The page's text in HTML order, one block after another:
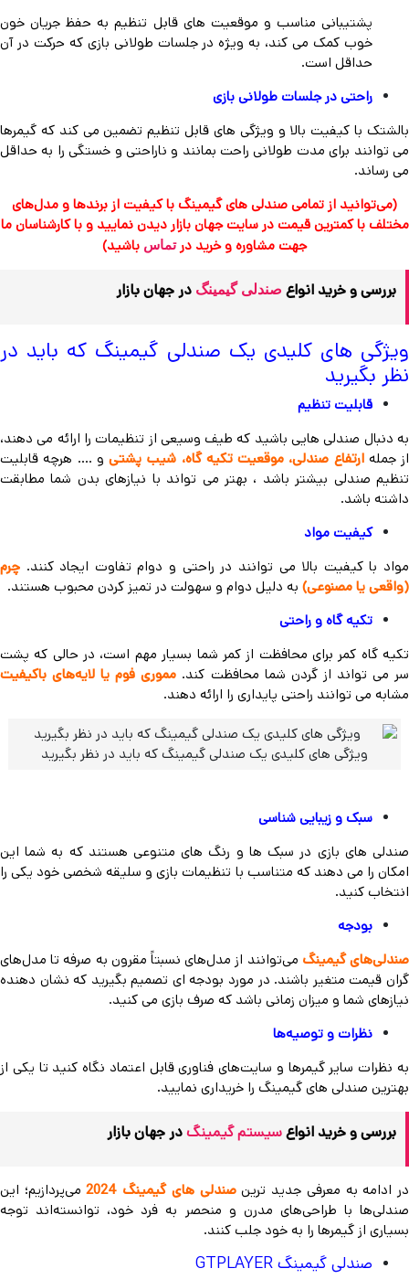
پشتیبانی مناسب و موقعیت های قابل تنظیم به حفظ جریان خون
خوب کمک می کند، به ویژه در جلسات طولانی بازی که حرکت در آن
حداقل است.
راحتی در جلسات طولانی بازی
بالشتک با کیفیت بالا و ویژگی های قابل تنظیم تضمین می کند که گیمرها
می توانند برای مدت طولانی راحت بمانند و ناراحتی و خستگی را به حداقل
می رساند.
(می‌توانید از تمامی صندلی های گیمینگ با کیفیت از برندها و مدل‌های
مختلف با کمترین قیمت در سایت جهان بازار دیدن نمایید و با کارشناسان ما
جهت مشاوره و خرید درتماس باشید)
بررسی و خرید انواع صندلی گیمینگ در جهان بازار
ویژگی های کلیدی یک صندلی گیمینگ که باید در
نظر بگیرید
قابلیت تنظیم
به دنبال صندلی هایی باشید که طیف وسیعی از تنظیمات را ارائه می دهند،
از جملهارتفاع صندلی، موقعیت تکیه گاه، شیب پشتی و …. هرچه قابلیت
تنظیم صندلی بیشتر باشد ، بهتر می تواند با نیازهای بدن شما مطابقت
داشته باشد.
کیفیت مواد
مواد با کیفیت بالا می توانند در راحتی و دوام تفاوت ایجاد کنند. چرم
(واقعی یا مصنوعی) به دلیل دوام و سهولت در تمیز کردن محبوب هستند.
تکیه گاه و راحتی
تکیه گاه کمر برای محافظت از کمر شما بسیار مهم است، در حالی که پشت
سر می تواند از گردن شما محافظت کند. مموری فوم یا لایه‌های باکیفیت
مشابه می توانند راحتی پایداری را ارائه دهند.
ویژگی های کلیدی یک صندلی گیمینگ که باید در نظر بگیرید
سبک و زیبایی شناسی
صندلی های بازی در سبک ها و رنگ های متنوعی هستند که به شما این
امکان را می دهند که متناسب با تنظیمات بازی و سلیقه شخصی خود یکی را
انتخاب کنید.
بودجه
صندلی‌های گیمینگ می‌توانند از مدل‌های نسبتاً مقرون‌ به‌ صرفه تا مدل‌های
گران‌ قیمت متغیر باشند. در مورد بودجه ای تصمیم بگیرید که نشان دهنده
نیازهای شما و میزان زمانی باشد که صرف بازی می کنید.
نظرات و توصیه‌ها
به نظرات سایر گیمرها و سایت‌های فناوری قابل اعتماد نگاه کنید تا یکی از
بهترین صندلی های گیمینگ را خریداری نمایید.
بررسی و خرید انواعسیستم گیمینگدر جهان بازار
در ادامه به معرفی جدید ترینصندلی های گیمینگ 2024
می‌پردازیم؛ این
صندلی‌ها با طراحی‌های مدرن و منحصر به فرد خود، توانسته‌اند توجه
بسیاری از گیمرها را به خود جلب کنند.
صندلی گیمینگ GTPLAYER